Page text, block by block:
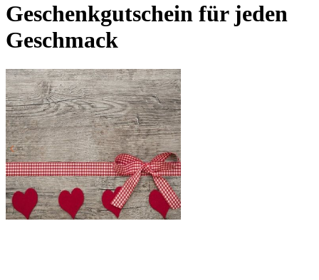
Geschenkgutschein für jeden
Geschmack